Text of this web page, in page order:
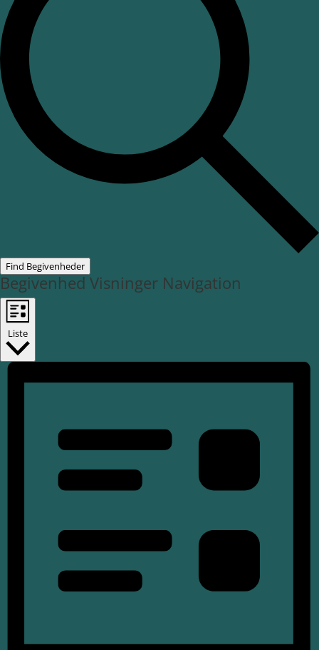
Find Begivenheder
Begivenhed Visninger Navigation
Liste